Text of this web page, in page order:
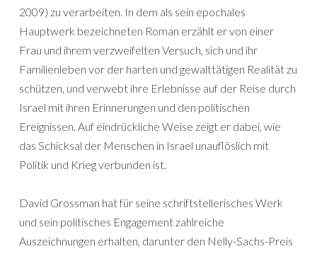
2009) zu verarbeiten. In dem als sein epochales
Hauptwerk bezeichneten Roman erzählt er von einer
Frau und ihrem verzweifelten Versuch, sich und ihr
Familienleben vor der harten und gewalttätigen Realität zu
schützen, und verwebt ihre Erlebnisse auf der Reise durch
Israel mit ihren Erinnerungen und den politischen
Ereignissen. Auf eindrückliche Weise zeigt er dabei, wie
das Schicksal der Menschen in Israel unauflöslich mit
Politik und Krieg verbunden ist.
David Grossman hat für seine schriftstellerisches Werk
und sein politisches Engagement zahlreiche
Auszeichnungen erhalten, darunter den Nelly-Sachs-Preis